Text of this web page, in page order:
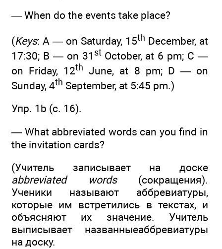
— When do the events take place?
(Keys: A — on Saturday, 15th December, at
17:30; В — on 31 st October, at 6 pm; C —
on Friday, 12th June, at 8 pm; D — on
Sunday, 4th September, at 5:45 pm.)
Упр. 1b (c. 16).
— What abbreviated words can you find in
the invitation cards?
(Учитель записывает на доске
abbreviated words(сокращения).
Ученики называют аббревиатуры,
которые им встретились в текстах, и
объясняют их значение. Учитель
выписывает названныеаббревиатуры
на доску.